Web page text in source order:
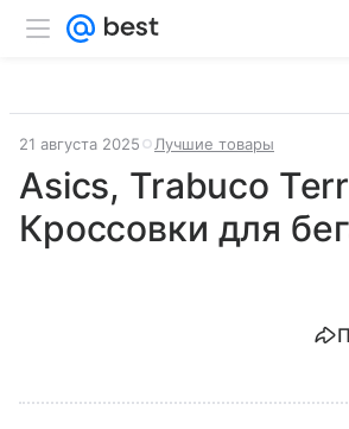
21 августа 2025 Лучшие товары
Asics, Trabuco
Кроссовки для